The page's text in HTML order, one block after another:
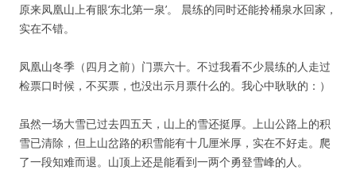
原来凤凰山上有眼‘东北第一泉’。 晨练的同时还能拎桶泉水回家，
实在不错。
凤凰山冬季（四月之前）门票六十。不过我看不少晨练的人走过
检票口时候，不买票，也没出示月票什么的。我心中耿耿的：）
虽然一场大雪已过去四五天，山上的雪还挺厚。上山公路上的积
雪已清除，但上山岔路的积雪能有十几厘米厚，实在不好走。爬
了一段知难而退。山顶上还是能看到一两个勇登雪峰的人。